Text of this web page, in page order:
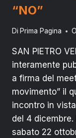
“NO”
Di Prima Pagina
SAN PIETRO
interamente
a firma del
movimento” il
incontro in
del 4 dicembre.
sabato 22